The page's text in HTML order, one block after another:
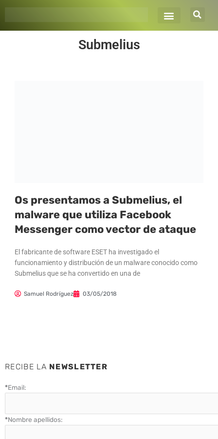
Submelius
Os presentamos a Submelius, el
malware que utiliza Facebook
Messenger como vector de ataque
El fabricante de software ESET ha investigado el
funcionamiento y distribución de un malware conocido como
Submelius que se ha convertido en una de
Samuel Rodríguez 03/05/2018
RECIBE LA NEWSLETTER
*Email:
*Nombre apellidos: